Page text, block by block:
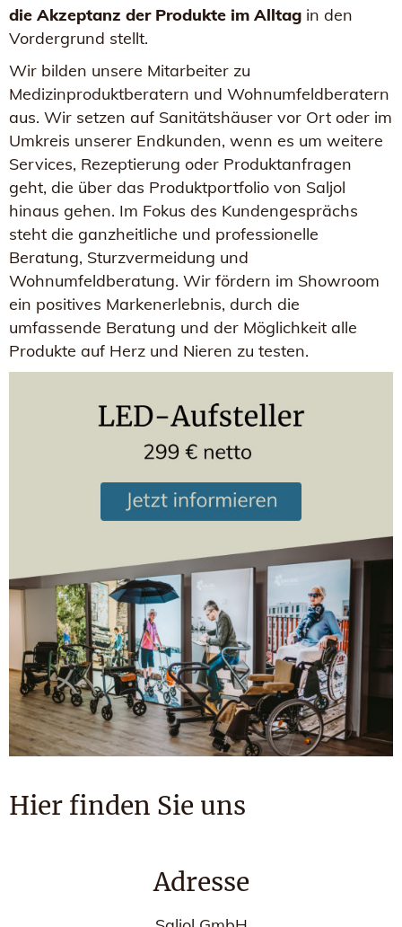
die Akzeptanz der Produkte im Alltag in den
Vordergrund stellt.
Wir bilden unsere Mitarbeiter zu
Medizinproduktberatern und Wohnumfeldberatern
aus. Wir setzen auf Sanitätshäuser vor Ort oder im
Umkreis unserer Endkunden, wenn es um weitere
Services, Rezeptierung oder Produktanfragen
geht, die über das Produktportfolio von Saljol
hinaus gehen. Im Fokus des Kundengesprächs
steht die ganzheitliche und professionelle
Beratung, Sturzvermeidung und
Wohnumfeldberatung. Wir fördern im Showroom
ein positives Markenerlebnis, durch die
umfassende Beratung und der Möglichkeit alle
Produkte auf Herz und Nieren zu testen.
Hier finden Sie uns
Adresse